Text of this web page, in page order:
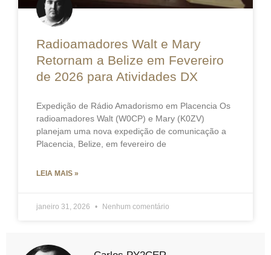
Radioamadores Walt e Mary
Retornam a Belize em Fevereiro
de 2026 para Atividades DX
Expedição de Rádio Amadorismo em Placencia Os
radioamadores Walt (W0CP) e Mary (K0ZV)
planejam uma nova expedição de comunicação a
Placencia, Belize, em fevereiro de
LEIA MAIS »
janeiro 31, 2026 Nenhum comentário